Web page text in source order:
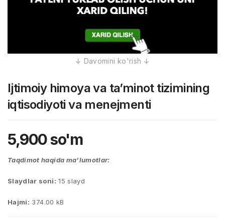
Ijtimoiy himoya va ta’minot tizimining
iqtisodiyoti va menejmenti
5,900so'm
Taqdimot haqida ma’lumotlar:
Slaydlar soni: 15 slayd
Hajmi: 374.00 kB